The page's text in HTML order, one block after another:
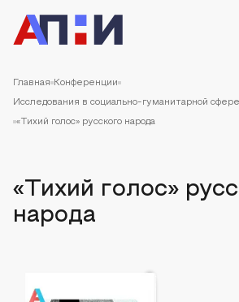
Главная Конференции
Исследования в социально-гуманитарной
«Тихий голос» русского народа
«Тихий голос»
народа